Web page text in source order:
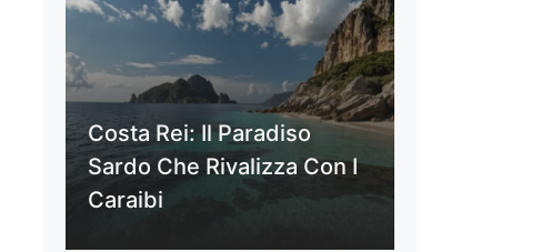
Costa Rei: Il Paradiso
Sardo Che Rivalizza Con I
Caraibi